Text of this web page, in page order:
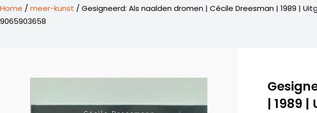
Home / meer-kunst / Gesigneerd: Als naalden dromen | Cécile Dreesman | 1989 |
9065903658
| 1989 |